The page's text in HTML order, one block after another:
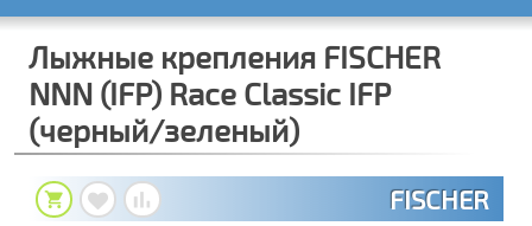
Лыжные крепления FISCHER
NNN (IFP) Race Classic IFP
(черный/зеленый)
FISCHER